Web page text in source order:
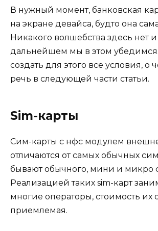
В нужный момент, банковская
на экране девайса, будто она
Никакого волшебства здесь нет и
дальнейшем мы в этом
создать для этого все условия, о
речь в следующей части статьи.
Sim-карты
Сим-карты с нфс модулем
отличаются от самых обычных
бывают обычного, мини и микро
Реализацией таких sim-карт
многие операторы, стоимость их
приемлемая.